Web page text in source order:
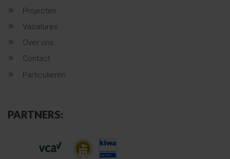
Projecten
Vacatures
Over ons
Contact
Particulieren
PARTNERS: